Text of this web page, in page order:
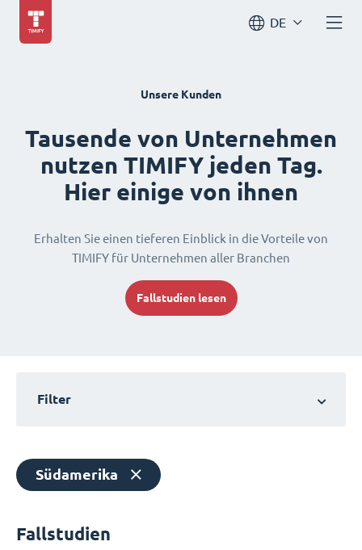
DE
Unsere Kunden
Tausende von Unternehmen
nutzen TIMIFY jeden Tag.
Hier einige von ihnen
Erhalten Sie einen tieferen Einblick in die Vorteile von
TIMIFY für Unternehmen aller Branchen
Fallstudien lesen
Filter
Südamerika
Fallstudien